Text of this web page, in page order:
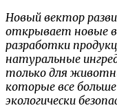
Новый вектор
открывает новые
разработки
натуральные
только для
которые все
экологически